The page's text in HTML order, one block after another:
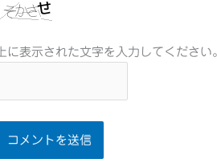
上に表示された文字を入力してください